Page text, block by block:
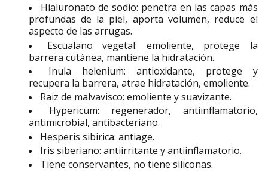
Hialuronato de sodio: penetra en las capas más
profundas de la piel, aporta volumen, reduce el
aspecto de las arrugas.
Escualano vegetal: emoliente, protege la
barrera cutánea, mantiene la hidratación.
Inula helenium: antioxidante, protege y
recupera la barrera, atrae hidratación, emoliente.
Raiz de malvavisco: emoliente y suavizante.
Hypericum: regenerador, antiinflamatorio,
antimicrobial, antibacteriano.
Hesperis sibirica: antiage.
Iris siberiano: antiirritante y antiinflamatorio.
Tiene conservantes, no tiene siliconas.